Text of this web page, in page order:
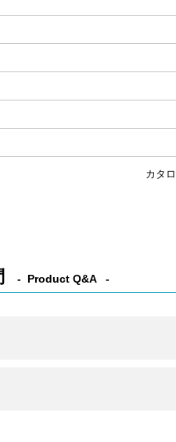
カタ
Product Q&A